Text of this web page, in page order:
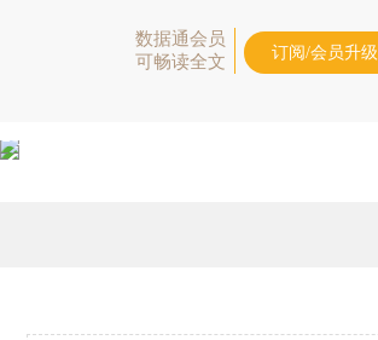
数据通会员
可畅读全文
订阅/会员升级